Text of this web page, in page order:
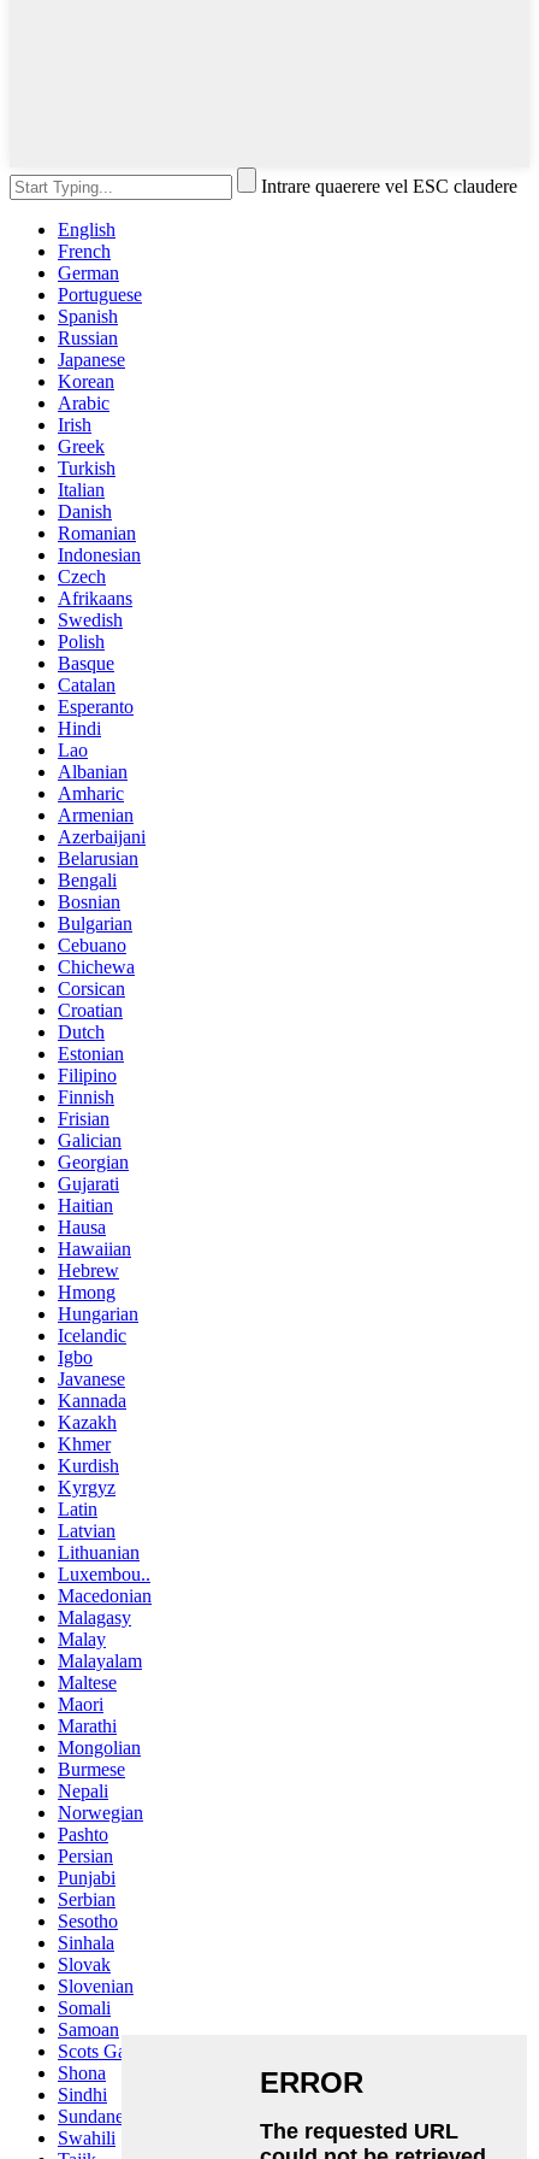
Intrare quaerere vel ESC claudere
English
French
German
Portuguese
Spanish
Russian
Japanese
Korean
Arabic
Irish
Greek
Turkish
Italian
Danish
Romanian
Indonesian
Czech
Afrikaans
Swedish
Polish
Basque
Catalan
Esperanto
Hindi
Lao
Albanian
Amharic
Armenian
Azerbaijani
Belarusian
Bengali
Bosnian
Bulgarian
Cebuano
Chichewa
Corsican
Croatian
Dutch
Estonian
Filipino
Finnish
Frisian
Galician
Georgian
Gujarati
Haitian
Hausa
Hawaiian
Hebrew
Hmong
Hungarian
Icelandic
Igbo
Javanese
Kannada
Kazakh
Khmer
Kurdish
Kyrgyz
Latin
Latvian
Lithuanian
Luxembou..
Macedonian
Malagasy
Malay
Malayalam
Maltese
Maori
Marathi
Mongolian
Burmese
Nepali
Norwegian
Pashto
Persian
Punjabi
Serbian
Sesotho
Sinhala
Slovak
Slovenian
Somali
Samoan
Scots Gaelic
Shona
Sindhi
Sundanese
Swahili